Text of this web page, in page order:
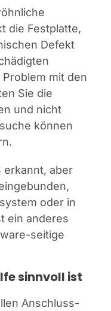
die Festplatte,
Defekt
mit den
Sie die
und nicht
können
erkannt, aber
oder in
ein anderes
seitige
sinnvoll ist
Anschluss-